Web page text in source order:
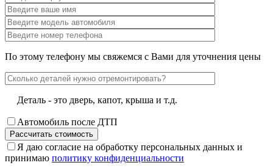
По этому телефону мы свяжемся с Вами для уточнения цены
Деталь - это дверь, капот, крыша и т.д.
Автомобиль после ДТП
Я даю согласие на обработку персональных данных и
принимаю политику конфиденциальности